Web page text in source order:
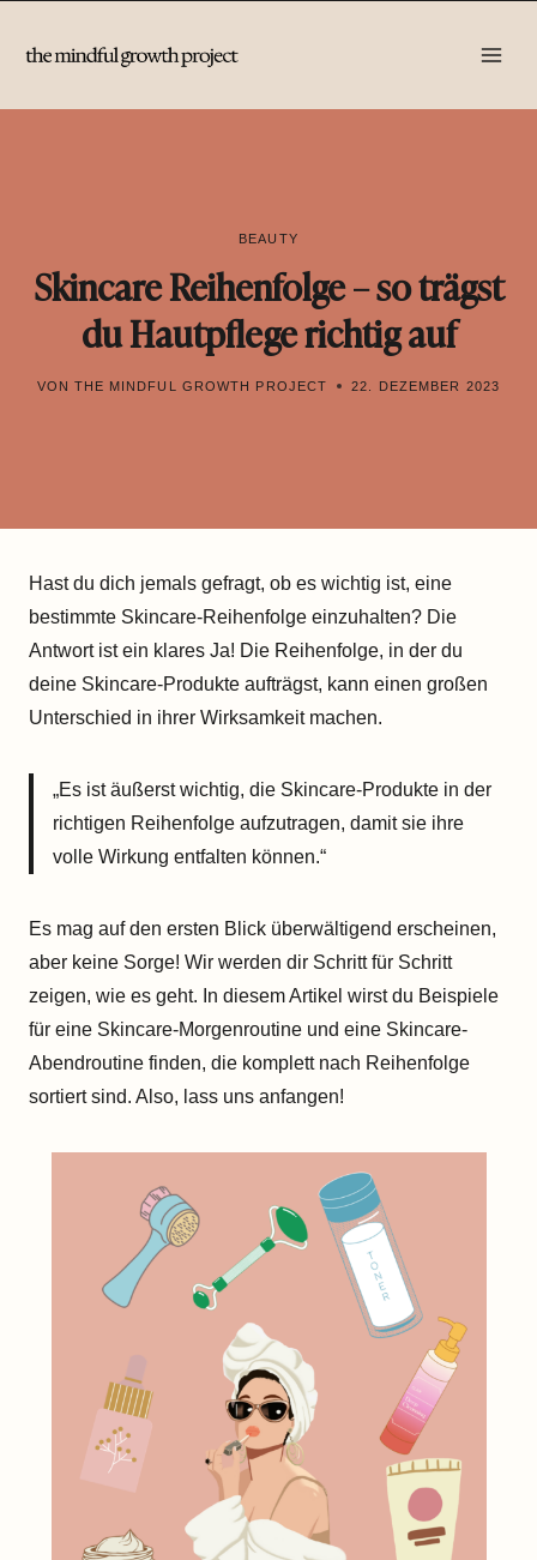
Inhalt
BEAUTY
Skincare Reihenfolge – so trägst
du Hautpflege richtig auf
VON THE MINDFUL GROWTH PROJECT 22. DEZEMBER 2023
Hast du dich jemals gefragt, ob es wichtig ist, eine
bestimmte Skincare-Reihenfolge einzuhalten? Die
Antwort ist ein klares Ja! Die Reihenfolge, in der du
deine Skincare-Produkte aufträgst, kann einen großen
Unterschied in ihrer Wirksamkeit machen.
„Es ist äußerst wichtig, die Skincare-Produkte in der
richtigen Reihenfolge aufzutragen, damit sie ihre
volle Wirkung entfalten können.“
Es mag auf den ersten Blick überwältigend erscheinen,
aber keine Sorge! Wir werden dir Schritt für Schritt
zeigen, wie es geht. In diesem Artikel wirst du Beispiele
für eine Skincare-Morgenroutine und eine Skincare-
Abendroutine finden, die komplett nach Reihenfolge
sortiert sind. Also, lass uns anfangen!